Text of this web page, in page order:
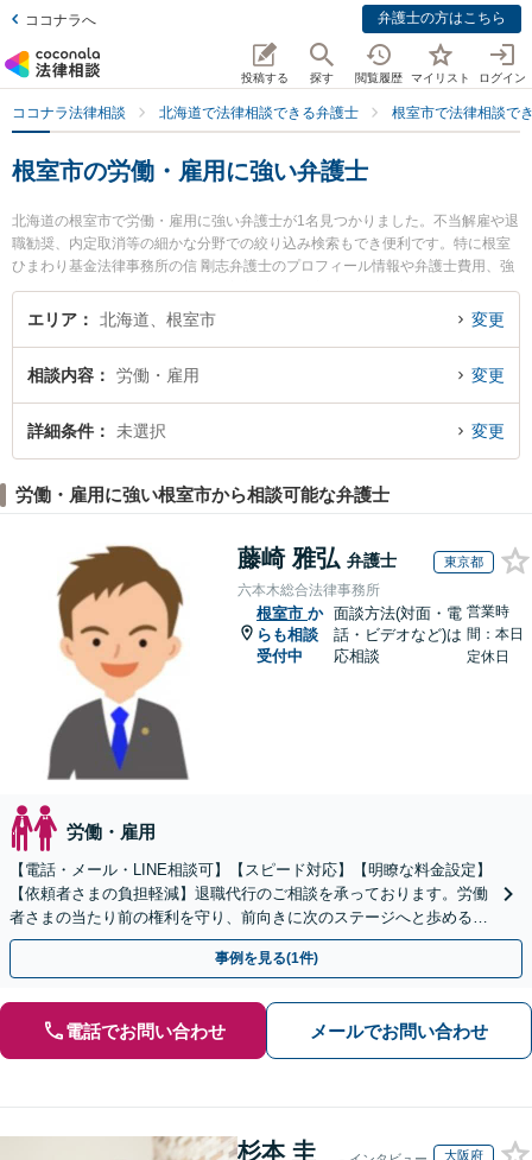
ココナラへ 弁護士の方はこちら
投稿する 探す 閲覧履歴 マイリスト ログイン
ココナラ法律相談 北海道で法律相談できる弁護士 根室市で法律相談で
根室市の労働・雇用に強い弁護士
北海道の根室市で労働・雇用に強い弁護士が1名見つかりました。不当解雇や退
職勧奨、内定取消等の細かな分野での絞り込み検索もでき便利です。特に根室
ひまわり基金法律事務所の信 剛志弁護士のプロフィール情報や弁護士費用、強
みなどが注目されています。『根室市で土日や夜間に発生した労働・雇用のト
ラブルを今すぐに弁護士に相談したい』『労働・雇用のトラブル解決の実績豊
です。
エリア 北海道、根室市 変更
相談内容 労働・雇用 変更
詳細条件 未選択 変更
労働・雇用に強い根室市から相談可能な弁護士
藤崎 雅弘 弁護士 東京都
六本木総合法律事務所
根室市 か
らも相談
受付中
面談方法(対面・電
話・ビデオなど)は
応相談
営業時
間：本日
定休日
労働・雇用
【電話・メール・LINE相談可】【スピード対応】【明瞭な料金設定】
【依頼者さまの負担軽減】退職代行のご相談を承っております。労働
者さまの当たり前の権利を守り、前向きに次のステージへと歩めるよ
う全力でサポートいたします。
事例を見る(1件)
電話でお問い合わせ メールでお問い合わせ
杉本 圭 大阪府